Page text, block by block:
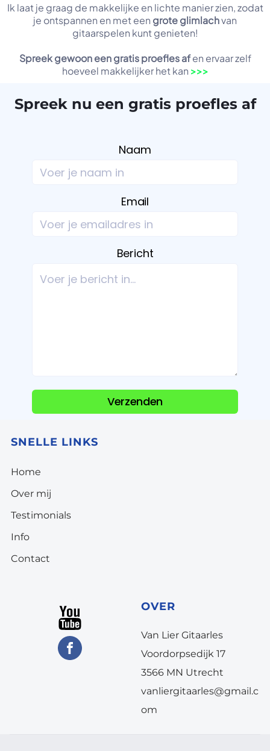
Ik laat je graag de makkelijke en lichte manier zien, zodat
je ontspannen en met een grote glimlachvan
gitaarspelen kunt genieten!
Spreek gewoon een gratis proefles afen ervaar zelf
hoeveel makkelijker het kan >>>
Spreek nu een gratis proefles af
Naam
Email
Bericht
Verzenden
SNELLE LINKS
Home
Over mij
Testimonials
Info
Contact
OVER
Van Lier Gitaarles
Voordorpsedijk 17
3566 MN Utrecht
vanliergitaarles@gmail.c
om